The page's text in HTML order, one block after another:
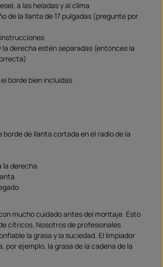
a las heladas y al clima
de la llanta de 17 pulgadas (pregunte por
la derecha estén separadas (entonces la
borde bien incluidas
borde de llanta cortada en el radio de la
la derecha
mucho cuidado antes del montaje. Esto
cítricos. Nosotros de profesionales
la grasa y la suciedad. El limpiador
por ejemplo, la grasa de la cadena de la